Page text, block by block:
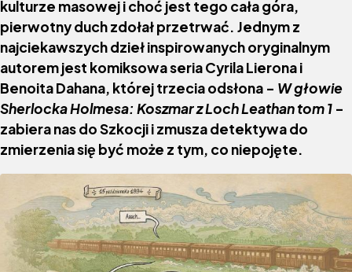
kulturze masowej i choć jest tego cała góra,
pierwotny duch zdołał przetrwać. Jednym z
najciekawszych dzieł inspirowanych oryginalnym
autorem jest komiksowa seria Cyrila Lierona i
Benoita Dahana, której trzecia odsłona – W głowie
Sherlocka Holmesa: Koszmar z Loch Leathan tom 1 –
zabiera nas do Szkocji i zmusza detektywa do
zmierzenia się być może z tym, co niepojęte.